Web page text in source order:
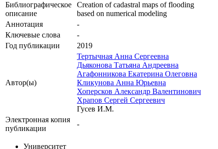
Библиографическое
описание
Creation of cadastral maps of flooding
based on numerical modeling
Аннотация
-
Ключевые cлова
-
Год публикации
2019
Автор(ы)
Тертычная Анна Сергеевна
Дьяконова Татьяна Андреевна
Агафонникова Екатерина Олеговна
Кликунова Анна Юрьевна
Хоперсков Александр Валентинович
Храпов Сергей Сергеевич
Гусев И.М.
Электронная копия
публикации
-
Университет